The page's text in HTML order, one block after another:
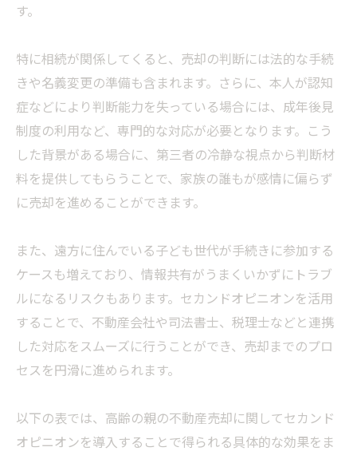
す。
特に相続が関係してくると、売却の判断には法的な手続
きや名義変更の準備も含まれます。さらに、本人が認知
症などにより判断能力を失っている場合には、成年後見
制度の利用など、専門的な対応が必要となります。こう
した背景がある場合に、第三者の冷静な視点から判断材
料を提供してもらうことで、家族の誰もが感情に偏らず
に売却を進めることができます。
また、遠方に住んでいる子ども世代が手続きに参加する
ケースも増えており、情報共有がうまくいかずにトラブ
ルになるリスクもあります。セカンドオピニオンを活用
することで、不動産会社や司法書士、税理士などと連携
した対応をスムーズに行うことができ、売却までのプロ
セスを円滑に進められます。
以下の表では、高齢の親の不動産売却に関してセカンド
オピニオンを導入することで得られる具体的な効果をま